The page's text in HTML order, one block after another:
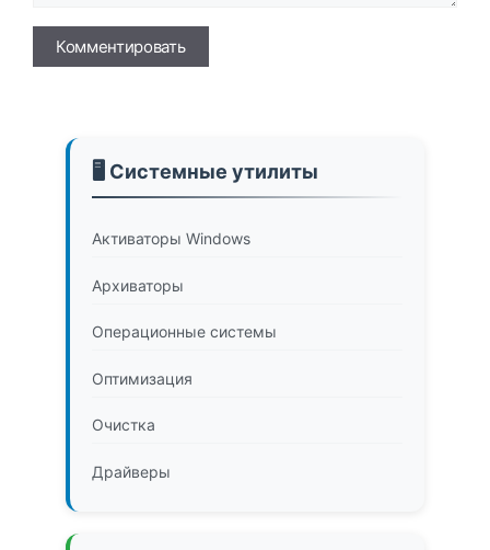
Имя
🖥️ Системные утилиты
Активаторы Windows
Архиваторы
Операционные системы
Оптимизация
Очистка
Драйверы